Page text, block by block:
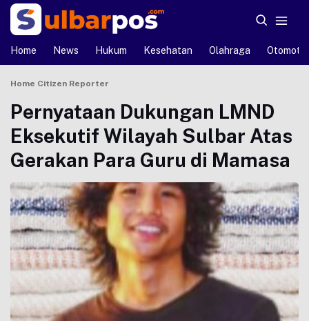
Home News Hukum Kesehatan Olahraga Otomotif
Home Citizen Reporter
Pernyataan Dukungan LMND
Eksekutif Wilayah Sulbar Atas
Gerakan Para Guru di Mamasa